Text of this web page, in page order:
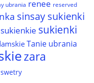
ubrania renee reserved
sinsay sukienki
sukienkie sukienki
Tanie ubrania
zara